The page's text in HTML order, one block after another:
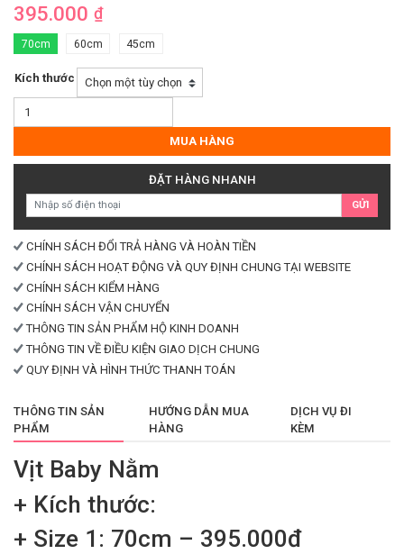
395.000 ₫
70cm 60cm 45cm
Kích thước
Vịt
số
MUA HÀNG
ĐẶT HÀNG NHANH
GỬI
CHÍNH SÁCH ĐỔI TRẢ HÀNG VÀ HOÀN TIỀN
CHÍNH SÁCH HOẠT ĐỘNG VÀ QUY ĐỊNH CHUNG TẠI WEBSITE
CHÍNH SÁCH KIỂM HÀNG
CHÍNH SÁCH VẬN CHUYỂN
THÔNG TIN SẢN PHẨM HỘ KINH DOANH
THÔNG TIN VỀ ĐIỀU KIỆN GIAO DỊCH CHUNG
QUY ĐỊNH VÀ HÌNH THỨC THANH TOÁN
THÔNG TIN SẢN
PHẨM
HƯỚNG DẪN MUA
HÀNG
DỊCH VỤ ĐI
KÈM
Vịt Baby Nằm
+ Kích thước:
+ Size 1: 70cm – 395.000đ